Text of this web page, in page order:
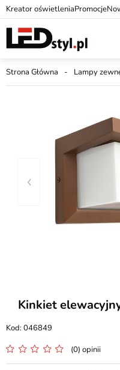
Kreator oświetleniaPromocje
Strona Główna Lampy
Kinkiet
046849
(0) opinii